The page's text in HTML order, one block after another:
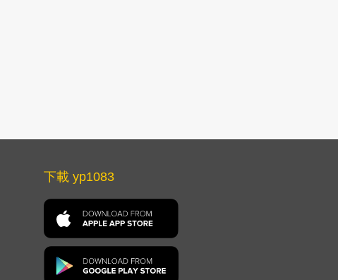
下載 yp1083